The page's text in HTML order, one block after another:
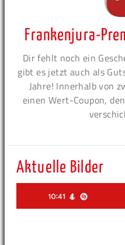
Frankenjura-
Dir fehlt noch ein
gibt es jetzt auch als
Jahre! Innerhalb von
einen Wert-Coupon,
Aktuelle Bilder